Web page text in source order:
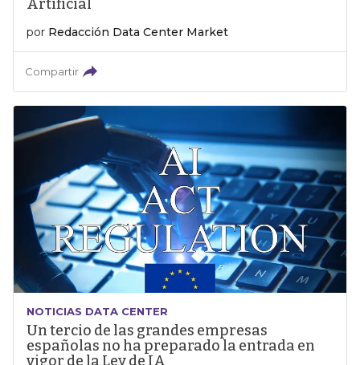
Artificial
por Redacción Data Center Market
Compartir
NOTICIAS DATA CENTER
Un tercio de las grandes empresas
españolas no ha preparado la entrada en
vigor de la Ley de IA